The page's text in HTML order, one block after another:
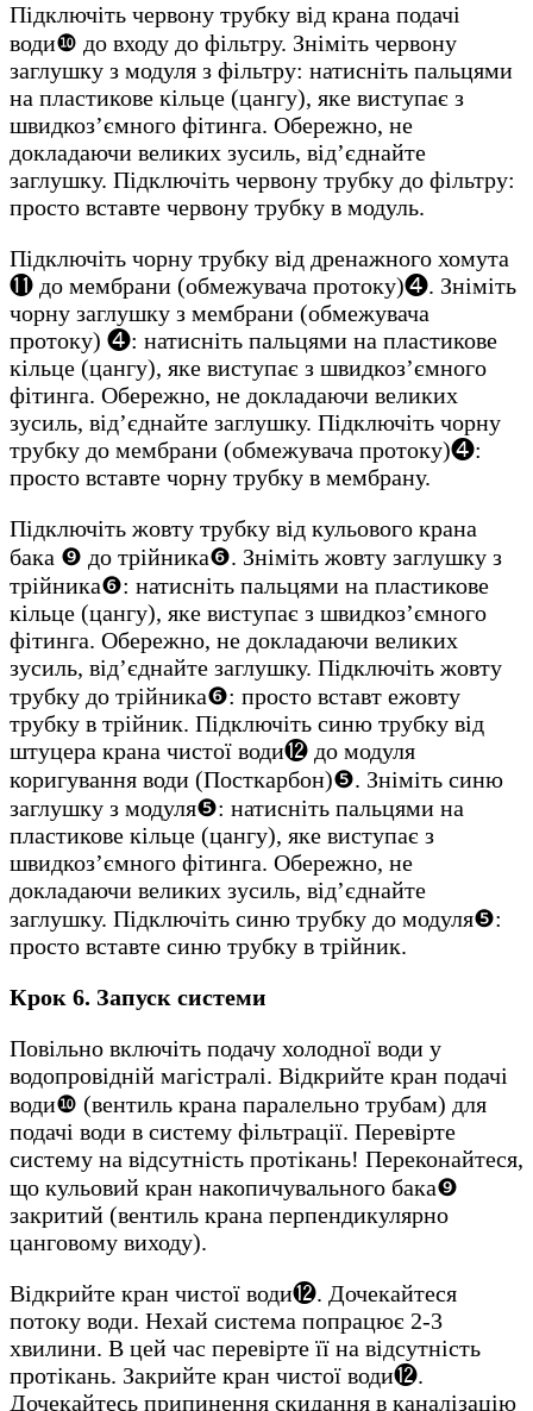
Підключіть червону трубку від крана подачі
води❿ до входу до фільтру. Зніміть червону
заглушку з модуля з фільтру: натисніть пальцями
на пластикове кільце (цангу), яке виступає з
швидкоз’ємного фітинга. Обережно, не
докладаючи великих зусиль, від’єднайте
заглушку. Підключіть червону трубку до фільтру:
просто вставте червону трубку в модуль.
Підключіть чорну трубку від дренажного хомута
⓫ до мембрани (обмежувача протоку)❹. Зніміть
чорну заглушку з мембрани (обмежувача
протоку) ❹: натисніть пальцями на пластикове
кільце (цангу), яке виступає з швидкоз’ємного
фітинга. Обережно, не докладаючи великих
зусиль, від’єднайте заглушку. Підключіть чорну
трубку до мембрани (обмежувача протоку)❹:
просто вставте чорну трубку в мембрану.
Підключіть жовту трубку від кульового крана
бака ❾ до трійника❻. Зніміть жовту заглушку з
трійника❻: натисніть пальцями на пластикове
кільце (цангу), яке виступає з швидкоз’ємного
фітинга. Обережно, не докладаючи великих
зусиль, від’єднайте заглушку. Підключіть жовту
трубку до трійника❻: просто вставт ежовту
трубку в трійник. Підключіть синю трубку від
штуцера крана чистої води⓬ до модуля
коригування води (Посткарбон)❺. Зніміть синю
заглушку з модуля❺: натисніть пальцями на
пластикове кільце (цангу), яке виступає з
швидкоз’ємного фітинга. Обережно, не
докладаючи великих зусиль, від’єднайте
заглушку. Підключіть синю трубку до модуля❺:
просто вставте синю трубку в трійник.
Крок 6. Запуск системи
Повільно включіть подачу холодної води у
водопровідній магістралі. Відкрийте кран подачі
води❿ (вентиль крана паралельно трубам) для
подачі води в систему фільтрації. Перевірте
систему на відсутність протікань! Переконайтеся,
що кульовий кран накопичувального бака❾
закритий (вентиль крана перпендикулярно
цанговому виходу).
Відкрийте кран чистої води⓬. Дочекайтеся
потоку води. Нехай система попрацює 2-3
хвилини. В цей час перевірте її на відсутність
протікань. Закрийте кран чистої води⓬.
Дочекайтесь припинення скидання в каналізацію